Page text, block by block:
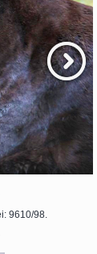
9610/98.